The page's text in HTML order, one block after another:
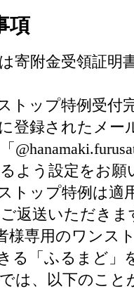
項
寄附金受領証明
トップ特例受付
登録されたメー
よう設定をお願
トップ特例は適
返送いただきま
様専用のワンス
る「ふるまど」
は、以下のこと